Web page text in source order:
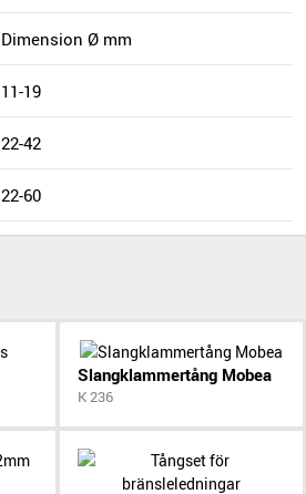
Dimension Ø mm
11-19
22-42
22-60
Slangklammertång Mobea
K 236